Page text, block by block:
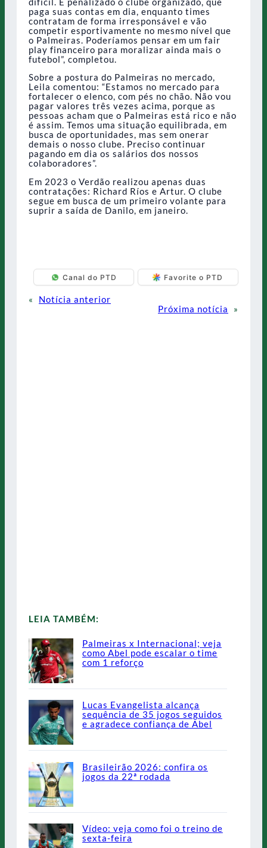
paga suas contas em dia, enquanto times
contratam de forma irresponsável e vão
competir esportivamente no mesmo nível que
o Palmeiras. Poderíamos pensar em um fair
play financeiro para moralizar ainda mais o
futebol”, completou.
Sobre a postura do Palmeiras no mercado,
Leila comentou: “Estamos no mercado para
fortalecer o elenco, com pés no chão. Não vou
pagar valores três vezes acima, porque as
pessoas acham que o Palmeiras está rico e não
é assim. Temos uma situação equilibrada, em
busca de oportunidades, mas sem onerar
demais o nosso clube. Preciso continuar
pagando em dia os salários dos nossos
colaboradores”.
Em 2023 o Verdão realizou apenas duas
contratações: Richard Ríos e Artur. O clube
segue em busca de um primeiro volante para
suprir a saída de Danilo, em janeiro.
Canal do PTD Favorite o PTD
«
Notícia anterior
Próxima notícia
»
LEIA TAMBÉM:
Palmeiras x Internacional; veja
como Abel pode escalar o time
com 1 reforço
Lucas Evangelista alcança
sequência de 35 jogos seguidos
e agradece confiança de Abel
Brasileirão 2026: confira os
jogos da 22ª rodada
Vídeo: veja como foi o treino de
sexta-feira